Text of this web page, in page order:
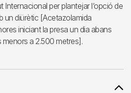
Internacional per plantejar l’opció de
un diürètic [Acetazolamida
iniciant la presa un dia abans
menors a 2.500 metres].